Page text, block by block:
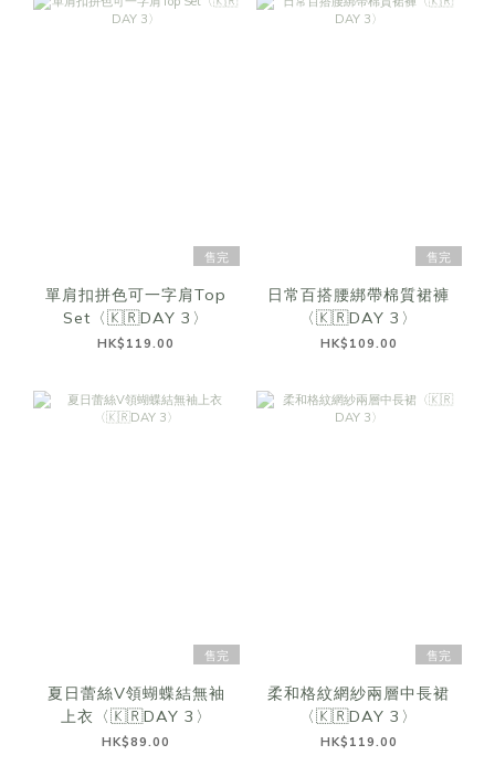
售完
單肩扣拼色可一字肩Top
Set〈🇰🇷DAY 3〉
HK$119.00
售完
日常百搭腰綁帶棉質裙褲
〈🇰🇷DAY 3〉
HK$109.00
售完
夏日蕾絲V領蝴蝶結無袖
上衣〈🇰🇷DAY 3〉
HK$89.00
售完
柔和格紋網紗兩層中長裙
〈🇰🇷DAY 3〉
HK$119.00